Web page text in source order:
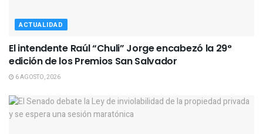
ACTUALIDAD
El intendente Raúl “Chuli” Jorge encabezó la 29°
edición de los Premios San Salvador
6 AGOSTO, 2026